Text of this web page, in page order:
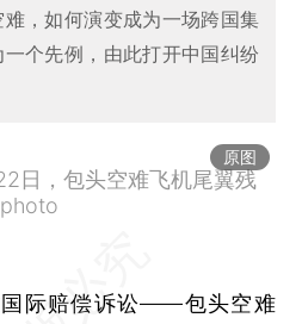
，如何演变成为一场跨国集
个先例，由此打开中国纠纷
原图
日，包头空难飞机尾翼残
际赔偿诉讼——包头空难